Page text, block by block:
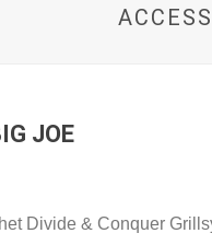
JOE
Divide & Conquer